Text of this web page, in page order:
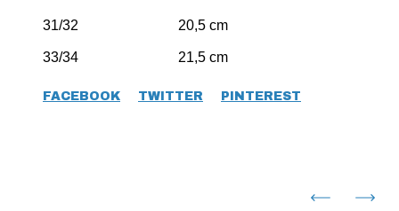
31/32 20,5 cm
33/34 21,5 cm
FACEBOOK TWITTER PINTEREST